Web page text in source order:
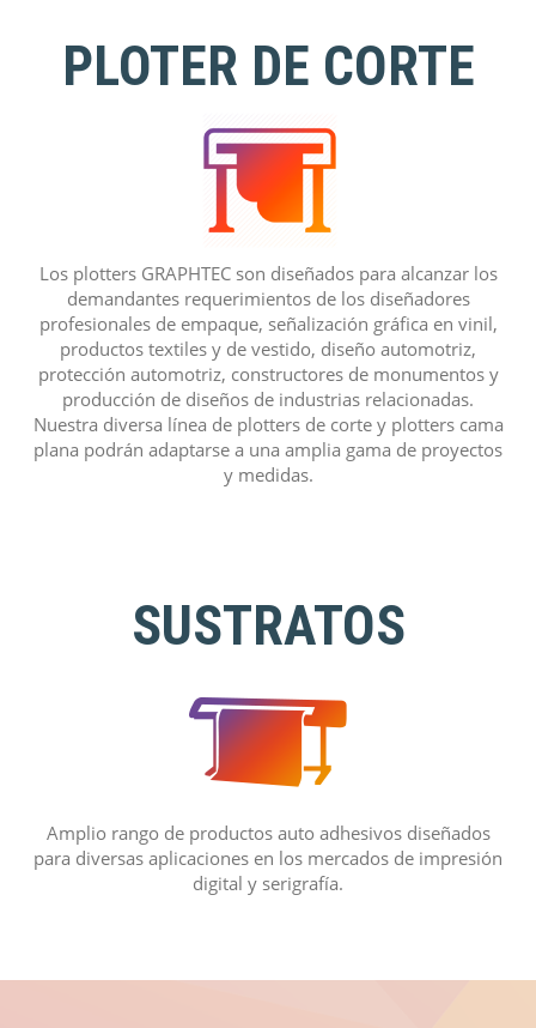
PLOTER DE CORTE
Los plotters GRAPHTEC son diseñados para alcanzar los
demandantes requerimientos de los diseñadores
profesionales de empaque, señalización gráfica en vinil,
productos textiles y de vestido, diseño automotriz,
protección automotriz, constructores de monumentos y
producción de diseños de industrias relacionadas.
Nuestra diversa línea de plotters de corte y plotters cama
plana podrán adaptarse a una amplia gama de proyectos
y medidas.
SUSTRATOS
Amplio rango de productos auto adhesivos diseñados
para diversas aplicaciones en los mercados de impresión
digital y serigrafía.